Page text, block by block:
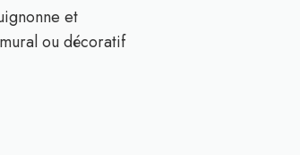
et
ou décoratif